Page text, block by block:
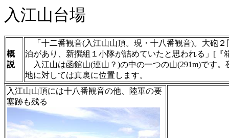
入江山台場
概
説
「十二番観音(入江山山頂。現・十八番観音)。大砲
泊があり、新撰組１小隊が詰めていたと思われる」[『
入江山は函館山(連山？)の中の一つの山(291m)です
地に対しては真裏に位置します。
入江山山頂には十八番観音の他、陸軍の要
塞跡も残る